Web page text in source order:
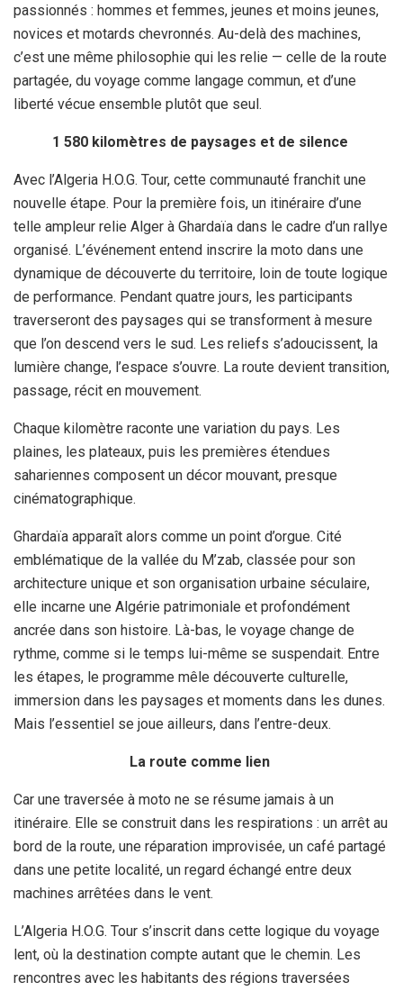
passionnés : hommes et femmes, jeunes et moins jeunes,
novices et motards chevronnés. Au-delà des machines,
c’est une même philosophie qui les relie — celle de la route
partagée, du voyage comme langage commun, et d’une
liberté vécue ensemble plutôt que seul.
1 580 kilomètres de paysages et de silence
Avec l’Algeria H.O.G. Tour, cette communauté franchit une
nouvelle étape. Pour la première fois, un itinéraire d’une
telle ampleur relie Alger à Ghardaïa dans le cadre d’un rallye
organisé. L’événement entend inscrire la moto dans une
dynamique de découverte du territoire, loin de toute logique
de performance. Pendant quatre jours, les participants
traverseront des paysages qui se transforment à mesure
que l’on descend vers le sud. Les reliefs s’adoucissent, la
lumière change, l’espace s’ouvre. La route devient transition,
passage, récit en mouvement.
Chaque kilomètre raconte une variation du pays. Les
plaines, les plateaux, puis les premières étendues
sahariennes composent un décor mouvant, presque
cinématographique.
Ghardaïa apparaît alors comme un point d’orgue. Cité
emblématique de la vallée du M’zab, classée pour son
architecture unique et son organisation urbaine séculaire,
elle incarne une Algérie patrimoniale et profondément
ancrée dans son histoire. Là-bas, le voyage change de
rythme, comme si le temps lui-même se suspendait. Entre
les étapes, le programme mêle découverte culturelle,
immersion dans les paysages et moments dans les dunes.
Mais l’essentiel se joue ailleurs, dans l’entre-deux.
La route comme lien
Car une traversée à moto ne se résume jamais à un
itinéraire. Elle se construit dans les respirations : un arrêt au
bord de la route, une réparation improvisée, un café partagé
dans une petite localité, un regard échangé entre deux
machines arrêtées dans le vent.
L’Algeria H.O.G. Tour s’inscrit dans cette logique du voyage
lent, où la destination compte autant que le chemin. Les
rencontres avec les habitants des régions traversées